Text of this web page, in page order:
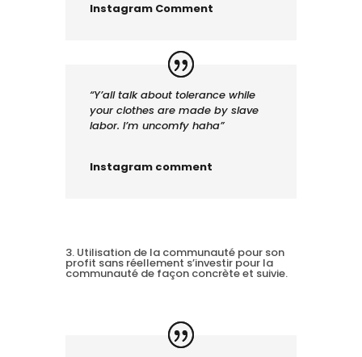
Instagram Comment
“Y’all talk about tolerance while
your clothes are made by slave
labor. I’m uncomfy haha”
Instagram comment
3. Utilisation de la communauté pour son
profit sans réellement s’investir pour la
communauté de façon concrète et suivie.